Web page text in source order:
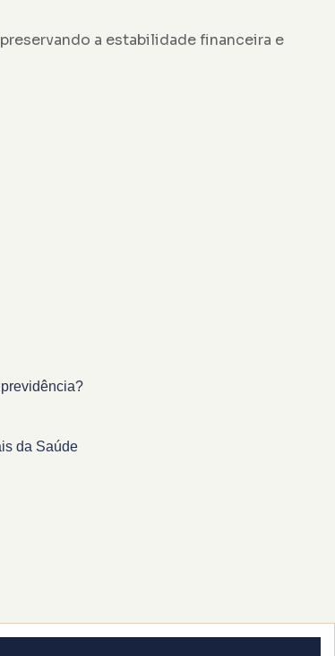
a estabilidade financeira e
da Saúde